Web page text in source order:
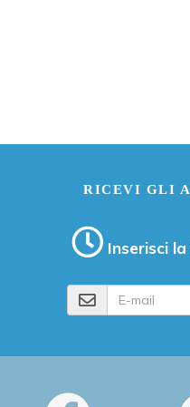
RICEVI GLI
Inserisci